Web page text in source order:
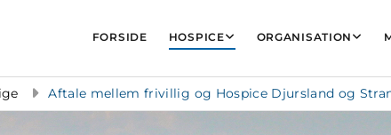
FORSIDE HOSPICE ORGANISATION
Aftale mellem frivillig og Hospice Djursland og